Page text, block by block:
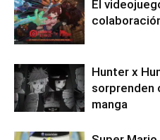
El
Hunter x
sorprenden
manga